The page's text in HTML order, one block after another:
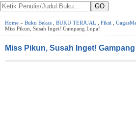
GO
Home » Buku Bekas BUKU TERJUAL Fiksi
Miss Pikun, Susah Inget! Gampang Lupa!
Miss Pikun, Susah Inget!